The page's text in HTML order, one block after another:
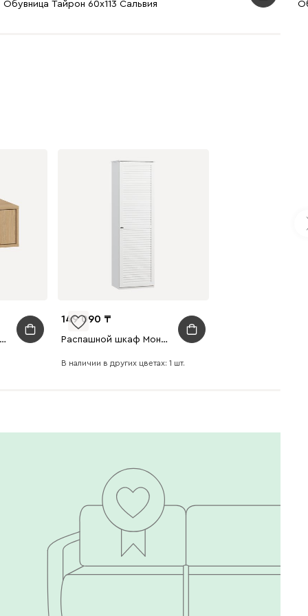
Обувница Тайрон 60x113 Сальвия
Тумба подвесная Сайрис 50x25 Дуб Барбера
149 090
Распашной шкаф Монмарт 1.2-60x200 Белый
В наличии в других цветах: 1 шт.